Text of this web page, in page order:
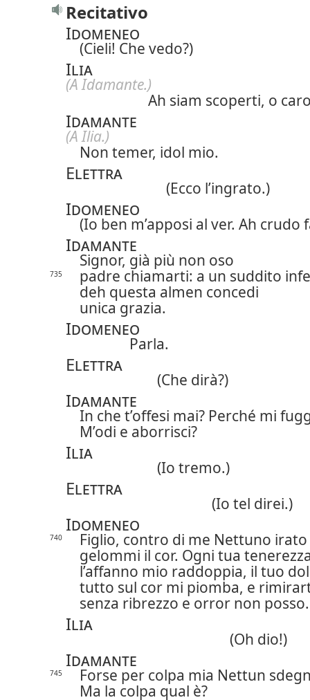
Recitativo
Idomeneo
(Cieli! Che vedo?)
Ilia
(A Idamante.)
Ah siam scoperti, o
Idamante
(A Ilia.)
Non temer, idol mio.
Elettra
(Ecco l’ingrato.)
Idomeneo
(Io ben m’apposi al ver. Ah crudo
Idamante
Signor, già più non oso
735
padre chiamarti: a un suddito
deh questa almen concedi
unica grazia.
Idomeneo
Parla.
Elettra
(Che dirà?)
Idamante
In che t’offesi mai? Perché mi
M’odi e aborrisci?
Ilia
(Io tremo.)
Elettra
(Io tel direi.)
Idomeneo
740
Figlio, contro di me Nettuno irato
gelommi il cor. Ogni tua
l’affanno mio raddoppia, il tuo
tutto sul cor mi piomba, e
senza ribrezzo e orror non posso.
Ilia
(Oh dio!)
Idamante
745
Forse per colpa mia Nettun
Ma la colpa qual è?